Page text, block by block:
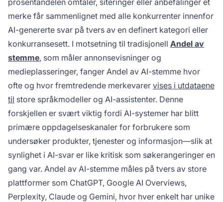
prosentandelen omtaler, siteringer eller anbefalinger et
merke får sammenlignet med alle konkurrenter innenfor
AI-genererte svar på tvers av en definert kategori eller
konkurransesett. I motsetning til tradisjonell Andel av
stemme, som måler annonsevisninger og
medieplasseringer, fanger Andel av AI-stemme hvor
ofte og hvor fremtredende merkevarer vises i utdataene
til store språkmodeller og AI-assistenter. Denne
forskjellen er svært viktig fordi AI-systemer har blitt
primære oppdagelseskanaler for forbrukere som
undersøker produkter, tjenester og informasjon—slik at
synlighet i AI-svar er like kritisk som søkerangeringer en
gang var. Andel av AI-stemme måles på tvers av store
plattformer som ChatGPT, Google AI Overviews,
Perplexity, Claude og Gemini, hvor hver enkelt har unike